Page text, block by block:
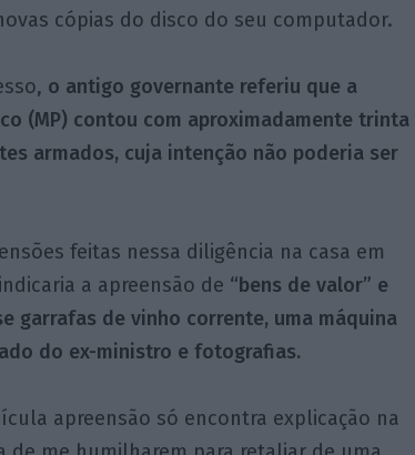
cópias do disco do seu computador.
o antigo governante referiu que a
(MP) contou com aproximadamente trinta
armados, cuja intenção não poderia ser
feitas nessa diligência na casa em
a apreensão de “bens de valor” e
garrafas de vinho corrente, uma máquina
do ex-ministro e fotografias.
apreensão só encontra explicação na